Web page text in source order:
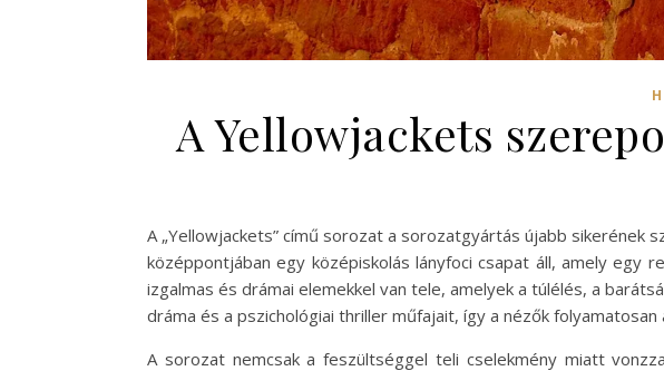
A Yellowjackets
A „Yellowjackets” című sorozat a sorozatgyártás újabb
középpontjában egy középiskolás lányfoci csapat áll, amely egy
izgalmas és drámai elemekkel van tele, amelyek a túlélés, a
dráma és a pszichológiai thriller műfajait, így a nézők
A sorozat nemcsak a feszültséggel teli cselekmény miatt